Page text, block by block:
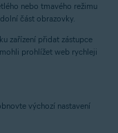
nebo tmavého režimu
část obrazovky.
zařízení přidat zástupce
prohlížet web rychleji
výchozí nastavení